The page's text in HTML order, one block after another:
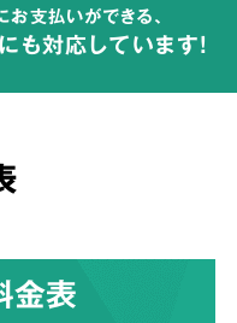
や汚物の汚れを
ちに
お支払いができる、
も対応しています!
金表